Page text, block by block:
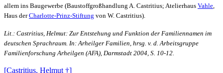
allem ins Baugewerbe (Baustoffgroßhandlung A. Castritius; Atelierhaus Vahle
Haus derCharlotte-Prinz-Stiftung von W. Castritius).
Lit.: Castritius, Helmut: Zur Entstehung und Funktion der Familiennamen im
deutschen Sprachraum. In: Arheilger Familien, hrsg. v. d. Arbeitsgruppe
Familienforschung Arheilgen (AFA), Darmstadt 2004, S. 10-12.
[Castritius, Helmut †]